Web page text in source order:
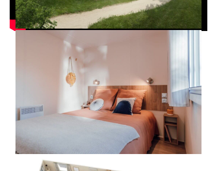
IRM HABITAT
TOURNESOL
Nb de chambre(s) :2
Nb de salle d'eau :1
Téléchargez la fiche PDF